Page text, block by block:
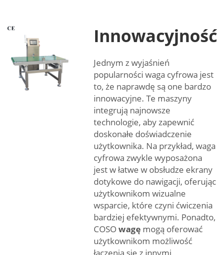
Innowacyjność
Jednym z wyjaśnień
popularności waga cyfrowa jest
to, że naprawdę są one bardzo
innowacyjne. Te maszyny
integrują najnowsze
technologie, aby zapewnić
doskonałe doświadczenie
użytkownika. Na przykład, waga
cyfrowa zwykle wyposażona
jest w łatwe w obsłudze ekrany
dotykowe do nawigacji, oferując
użytkownikom wizualne
wsparcie, które czyni ćwiczenia
bardziej efektywnymi. Ponadto,
COSOwagę mogą oferować
użytkownikom możliwość